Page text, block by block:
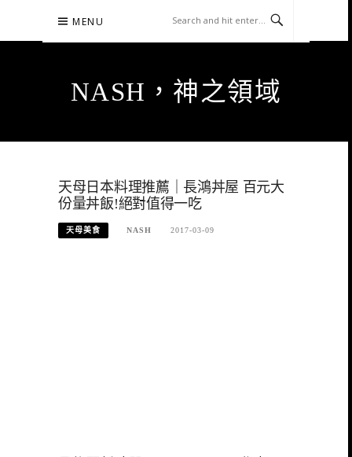
content
MENU
NASH，神之領域
天母日本料理推薦｜長鴻丼屋 百元大
份量丼飯!絕對值得一吃
天母美食 NASH 2017-03-09